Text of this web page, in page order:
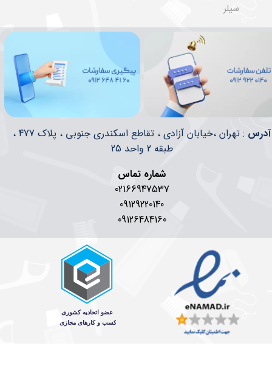
سیلر
​​آدرس
: تهران ،خیابان آزادی ، تقاطع اسکندری جنوبی ، پلاک 477 ،
طبقه 2 واحد 25
شماره تماس
02166947537
09129220140
09126484160